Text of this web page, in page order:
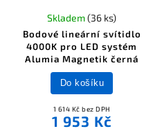
Bodové lineární svítidlo
4000K pro LED systém
Alumia Magnetik černá
Skladem(36 ks)
1 614 Kč bez DPH
1 953 Kč
Do košíku